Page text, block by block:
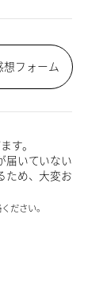
想フォーム
す。
届いていない
ため、大変お
ださい。